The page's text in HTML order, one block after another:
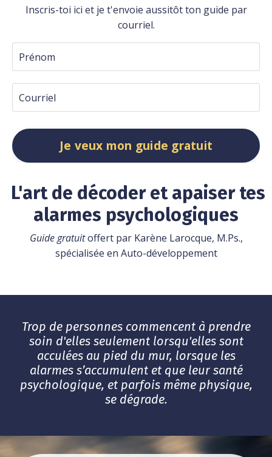
Inscris-toi ici et je t'envoie aussitôt ton guide par
courriel.
Je veux mon guide gratuit
L'art de décoder et apaiser tes
alarmes psychologiques
Guide gratuitoffert par Karène Larocque, M.Ps.,
spécialisée en Auto-développement
Trop de personnes commencent à prendre
soin d'elles seulement lorsqu'elles sont
acculées au pied du mur, lorsque les
alarmes s’accumulent et que leur santé
psychologique, et parfois même physique,
se dégrade.